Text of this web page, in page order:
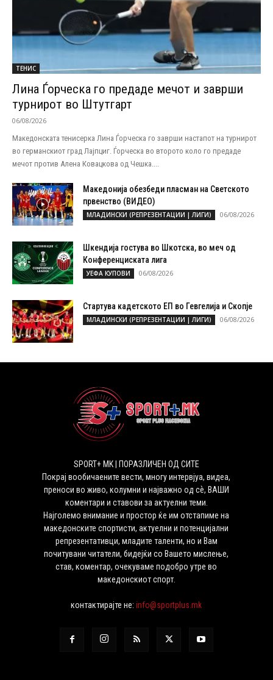
ТЕНИС
Лина Ѓорческа го предаде мечот и заврши
турнирот во Штутгарт
06/08/2026
Македонската тенисерка Лина Ѓорческа го заврши настапот на турнирот
во германскиот град Лајпциг. Ѓорческа во второто коло го предаде
мечот против Алена Ковацкова од Чешка....
Македонија обезбеди пласман на Светското
првенство (ВИДЕО)
МЛАДИНСКИ (РЕПРЕЗЕНТАЦИИ | ЛИГИ) 06/08/2026
Шкендија гостува во Шкотска, во меч од
Конференциската лига
УЕФА КУПОВИ 06/08/2026
Стартува кадетското ЕП во Гевгелија и Скопје
МЛАДИНСКИ (РЕПРЕЗЕНТАЦИИ | ЛИГИ) 06/08/2026
SPORT+ MK | ПОРАЗЛИЧЕН ОД СИТЕ
Покрај вообичаените вести, многу интервјуа, видеа,
преноси во живо, колумни и најважно од сѐ, ВАШИ
коментари и ставови за актуелни теми.
Најголемо внимание и простор ќе им отстапиме на
македонските спортисти, актуелни и потенцијални
репрезентативци, младите таленти, но и Вам
почитувани читатели, бидејќи со Вашето мислење,
став, коментар, очекуваме подобро утре во
македонскиот спорт.
контактирајте не:info@sportplus.mk